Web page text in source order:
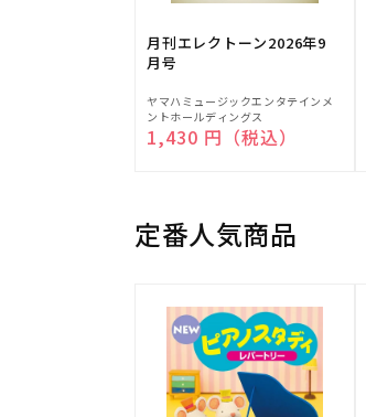
月刊エレクトーン2026年9
月号
販
売
元:
ヤマハミュージックエンタテインメ
ントホールディングス
通常価格
1,430 円（税込）
定番人気商品